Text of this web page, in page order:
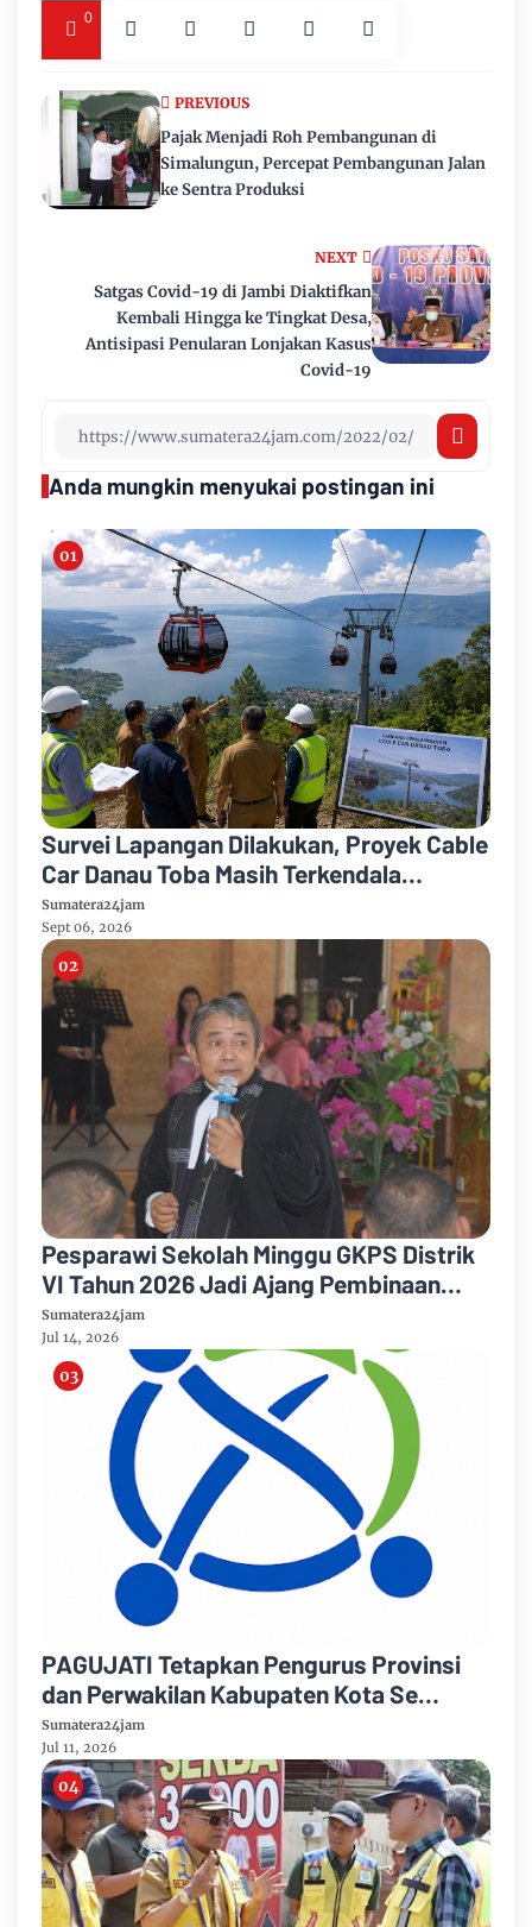
0
NEXT
Satgas Covid-19 di Jambi Diaktifkan
Kembali Hingga ke Tingkat Desa,
Antisipasi Penularan Lonjakan Kasus
Covid-19
PREVIOUS
Pajak Menjadi Roh Pembangunan di
Simalungun, Percepat Pembangunan Jalan
ke Sentra Produksi
Anda mungkin menyukai postingan ini
Survei Lapangan Dilakukan, Proyek Cable
Car Danau Toba Masih Terkendala
Pembebasan BPHTB di Sebagian Lahan
Sumatera24jam
Sept 06, 2026
Pesparawi Sekolah Minggu GKPS Distrik
VI Tahun 2026 Jadi Ajang Pembinaan
Iman dan Pengembangan Talenta Anak
Sumatera24jam
Jul 14, 2026
PAGUJATI Tetapkan Pengurus Provinsi
dan Perwakilan Kabupaten Kota Se
Provinsi Jambi Periode 2026–2029
Sumatera24jam
Jul 11, 2026